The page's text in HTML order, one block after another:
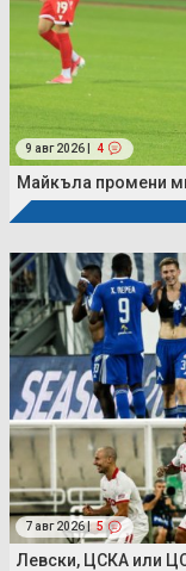
9 авг 2026 | 4
Майкъла промени
7 авг 2026 | 5
Левски, ЦСКА или